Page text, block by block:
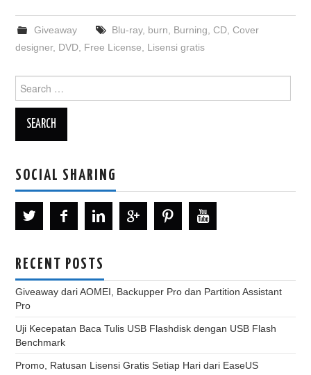
Giveaway Blu-ray, burn Burning CD, Cover
designer, DVD Free License Lisensi gratis
for:
SOCIAL SHARING
RECENT POSTS
Giveaway dari AOMEI, Backupper Pro dan Partition Assistant
Pro
Uji Kecepatan Baca Tulis USB Flashdisk dengan USB Flash
Benchmark
Promo, Ratusan Lisensi Gratis Setiap Hari dari EaseUS